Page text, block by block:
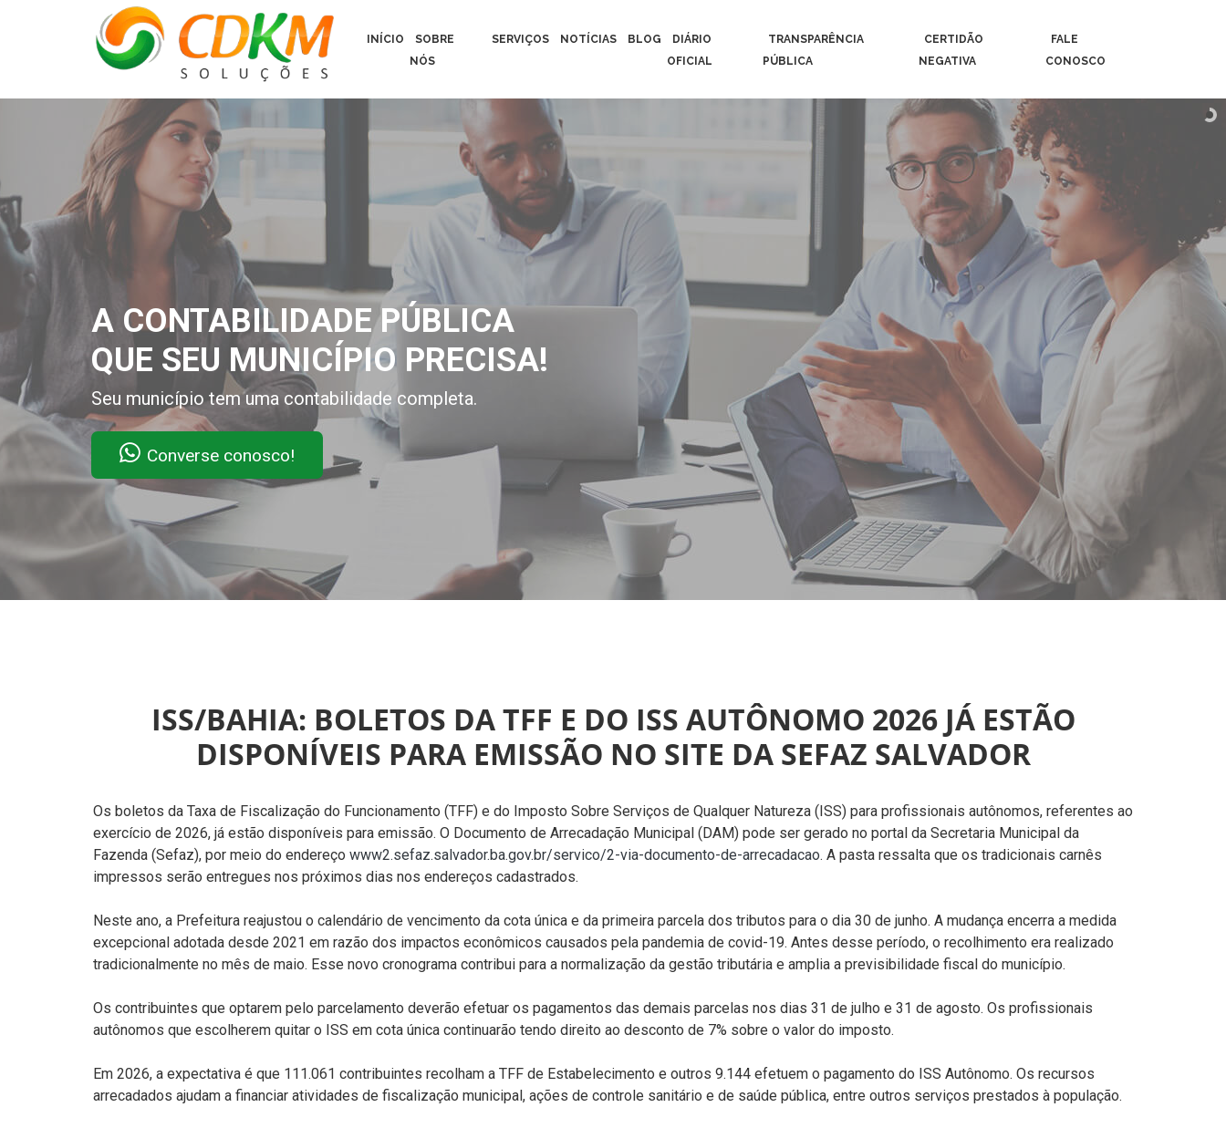
INÍCIO
SOBRE
NÓS
SERVIÇOS NOTÍCIAS BLOG
DIÁRIO
OFICIAL
TRANSPARÊNCIA
PÚBLICA
CERTIDÃO
NEGATIVA
FALE
CONOSCO
A CONTABILIDADE PÚBLICA
QUE SEU MUNICÍPIO PRECISA!
Seu município tem uma contabilidade completa.
Converse conosco!
ISS/BAHIA: BOLETOS DA TFF E DO ISS AUTÔNOMO 2026 JÁ ESTÃO
DISPONÍVEIS PARA EMISSÃO NO SITE DA SEFAZ SALVADOR
Os boletos da Taxa de Fiscalização do Funcionamento (TFF) e do Imposto Sobre Serviços de Qualquer Natureza (ISS) para profissionais autônomos, referentes ao
exercício de 2026, já estão disponíveis para emissão. O Documento de Arrecadação Municipal (DAM) pode ser gerado no portal da Secretaria Municipal da
Fazenda (Sefaz), por meio do endereço www2.sefaz.salvador.ba.gov.br/servico/2-via-documento-de-arrecadacao. A pasta ressalta que os tradicionais carnês
impressos serão entregues nos próximos dias nos endereços cadastrados.
Neste ano, a Prefeitura reajustou o calendário de vencimento da cota única e da primeira parcela dos tributos para o dia 30 de junho. A mudança encerra a medida
excepcional adotada desde 2021 em razão dos impactos econômicos causados pela pandemia de covid-19. Antes desse período, o recolhimento era realizado
tradicionalmente no mês de maio. Esse novo cronograma contribui para a normalização da gestão tributária e amplia a previsibilidade fiscal do município.
Os contribuintes que optarem pelo parcelamento deverão efetuar os pagamentos das demais parcelas nos dias 31 de julho e 31 de agosto. Os profissionais
autônomos que escolherem quitar o ISS em cota única continuarão tendo direito ao desconto de 7% sobre o valor do imposto.
Em 2026, a expectativa é que 111.061 contribuintes recolham a TFF de Estabelecimento e outros 9.144 efetuem o pagamento do ISS Autônomo. Os recursos
arrecadados ajudam a financiar atividades de fiscalização municipal, ações de controle sanitário e de saúde pública, entre outros serviços prestados à população.